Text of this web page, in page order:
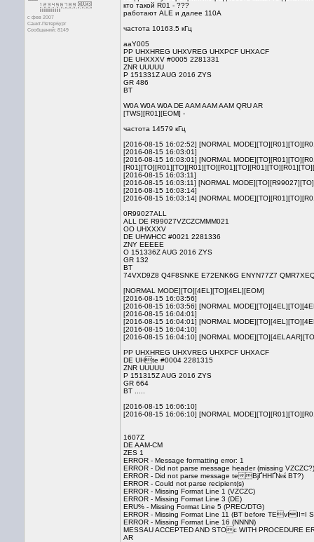
с фев 2007
Санкт-Петербург
Сообщений: 8149
кто такой R01 - ???
работают ALE и далее 110A
частота 10163.5 кГц
aaY005
PP UHXHREG UHXVREG UHXPCF UHXACF
DE UHXXXV #0005 2281331
ZNR UUUUU
P 151331Z AUG 2016 ZYS
GR 486
BT
W0A W0A W0A DE AAM AAM AAM QRU AR
[TWS][R01][EOM] -
частота 14579 кГц
[2016-08-15 16:02:52] [NORMAL
[2016-08-15 16:03:01]
[2016-08-15 16:03:01] [NORMAL
[2016-08-15 16:03:11]
[2016-08-15 16:03:11] [NORMAL
[2016-08-15 16:03:14]
[2016-08-15 16:03:14] [NORMAL
0R99027ALL
ALL DE R99027VZCZCMMM021
OO UHXXXV
DE UHWHCC #0021 2281336
ZNY EEEEE
O 151336Z AUG 2016 ZYS
GR 132
BT
74VXD9Z8 Q4F8SNKE E72ENK6G ENYN77Z7
[NORMAL MODE][TO][4EL][TO][4EL][EOM]
[2016-08-15 16:03:56]
[2016-08-15 16:03:56] [NORMAL
[2016-08-15 16:04:01]
[2016-08-15 16:04:01] [NORMAL
[2016-08-15 16:04:10]
[2016-08-15 16:04:10] [NORMAL
PP UHXHREG UHXVREG UHXPCF UHXACF
DE UHte #0004 2281315
ZNR UUUUU
P 151315Z AUG 2016 ZYS
GR 664
BT .....
[2016-08-15 16:06:10]
[2016-08-15 16:06:10] [NORMAL
1607Z
DE AAM-CM
ZES 1
ERROR - Message formatting error: 1
ERROR - Did not parse message header (missing VZCZC?)
ERROR - Did not parse message teBjҐННҐ№ќ BT?)
ERROR - Could not parse recipient(s)
ERROR - Missing Format Line 1 (VZCZC)
ERROR - Missing Format Line 3 (DE)
ERU% - Missing Format Line 5 (PREC/DTG)
ERROR - Missing Format Line 11 (BT before TEvIII=I
ERROR - Missing Format Line 16 (NNNN)
MESSAU ACCEPTED AND STOc WITH PROCEDURE
AR